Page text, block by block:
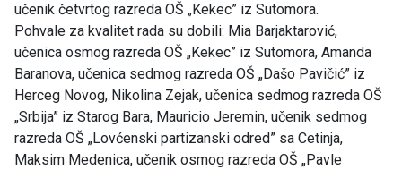
učenik četvrtog razreda OŠ „Kekec” iz Sutomora.
Pohvale za kvalitet rada su dobili: Mia Barjaktarović,
učenica osmog razreda OŠ „Kekec” iz Sutomora, Amanda
Baranova, učenica sedmog razreda OŠ „Dašo Pavičić” iz
Herceg Novog, Nikolina Zejak, učenica sedmog razreda OŠ
„Srbija” iz Starog Bara, Mauricio Jeremin, učenik sedmog
razreda OŠ „Lovćenski partizanski odred” sa Cetinja,
Maksim Medenica, učenik osmog razreda OŠ „Pavle